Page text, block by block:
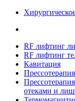
RF лифтинг
RF лифтинг
Кавитация
Прессотерапия
отеками и